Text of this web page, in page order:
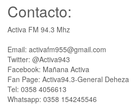
Contacto:
Activa FM 94.3 Mhz
Email: activafm955@gmail.com
Twitter: @Activa943
Facebook: Mañana Activa
Fan Page: Activa94.3-General Deheza
Tel: 0358 4056613
Whatsapp: 0358 154245546